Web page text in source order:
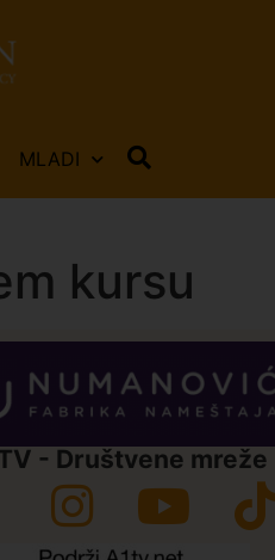
MLADI
kursu
- Društvene mreže